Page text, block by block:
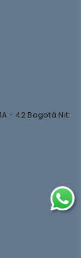
- 42 Bogotá Nit: